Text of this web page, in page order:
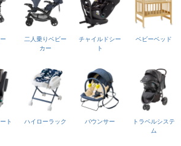
二人乗りベビー
カー
チャイルドシー
ト
ベビーベッド
ト ハイローラック バウンサー
トラベルシステ
ム